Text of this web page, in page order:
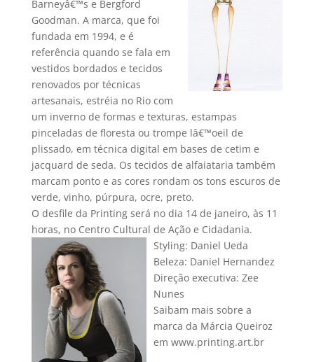
Barneyâ€™s e Bergford
Goodman. A marca, que foi
fundada em 1994, e é
referência quando se fala em
vestidos bordados e tecidos
renovados por técnicas
artesanais, estréia no Rio com
um inverno de formas e texturas, estampas
pinceladas de floresta ou trompe lâ€™oeil de
plissado, em técnica digital em bases de cetim e
jacquard de seda. Os tecidos de alfaiataria também
marcam ponto e as cores rondam os tons escuros de
verde, vinho, púrpura, ocre, preto.
O desfile da Printing será no dia 14 de janeiro, às 11
horas, no Centro Cultural de Ação e Cidadania.
Styling: Daniel Ueda
Beleza: Daniel Hernandez
Direção executiva: Zee
Nunes
Saibam mais sobre a
marca da Márcia Queiroz
em www.printing.art.br